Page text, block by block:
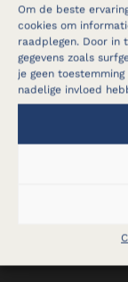
Om de beste
cookies om
raadplegen. Door in
gegevens zoals
je geen
nadelige invloed
Vraag
Bij ABBI
in